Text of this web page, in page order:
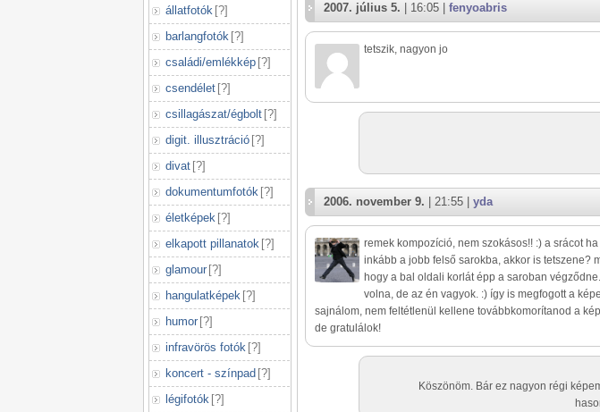
állatfotók [?]
barlangfotók [?]
családi/emlékkép [?]
csendélet [?]
csillagászat/égbolt [?]
digit. illusztráció [?]
divat [?]
dokumentumfotók [?]
életképek [?]
elkapott pillanatok [?]
glamour [?]
hangulatképek [?]
humor [?]
infravörös fotók [?]
koncert - színpad [?]
légifotók [?]
2007. július 5. | 16:05 | fenyoabris
tetszik, nagyon jo
2006. november 9. | 21:55 | yda
remek kompozíció, nem szokásos!! :) a srácot
inkább a jobb felső sarokba, akkor is tetszene?
hogy a bal oldali korlát épp a saroban
volna, de az én vagyok. :) így is megfogott a
sajnálom, nem feltétlenül kellene továbbkomorítanod a
de gratulálok!
Köszönöm. Bár ez nagyon régi